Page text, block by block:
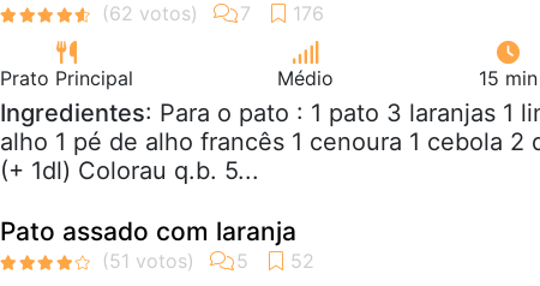
Prato Principal Médio 15 min
Ingredientes: Para o pato : 1 pato 3 laranjas 1
alho 1 pé de alho francês 1 cenoura 1 cebola 2
(+ 1dl) Colorau q.b. 5...
Pato assado com laranja